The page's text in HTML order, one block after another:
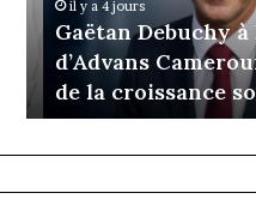
Cameroun
choix
de
sous
il y a 4 jours
Gaëtan Debuchy à
d’Advans
de la croissance